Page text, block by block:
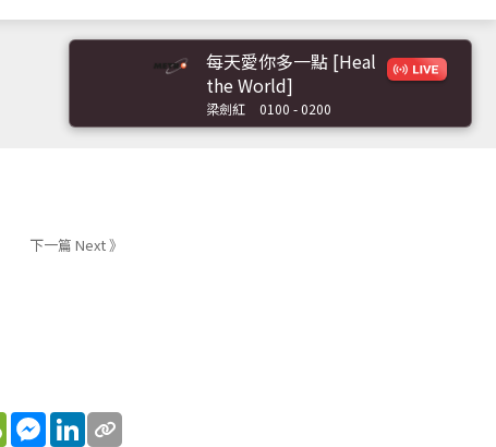
每天愛你多一點 [Heal
the World]
梁劍紅 0100 - 0200
下一篇 Next 》
WeChatMessenger
LinkedIn